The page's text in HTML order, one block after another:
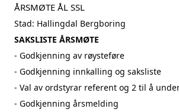
ÅRSMØTE ÅL SSL
Stad: Hallingdal Bergboring
SAKSLISTE ÅRSMØTE
- Godkjenning av røysteføre
- Godkjenning innkalling og saksliste
- Val av ordstyrar referent og 2 til å
- Godkjenning årsmelding